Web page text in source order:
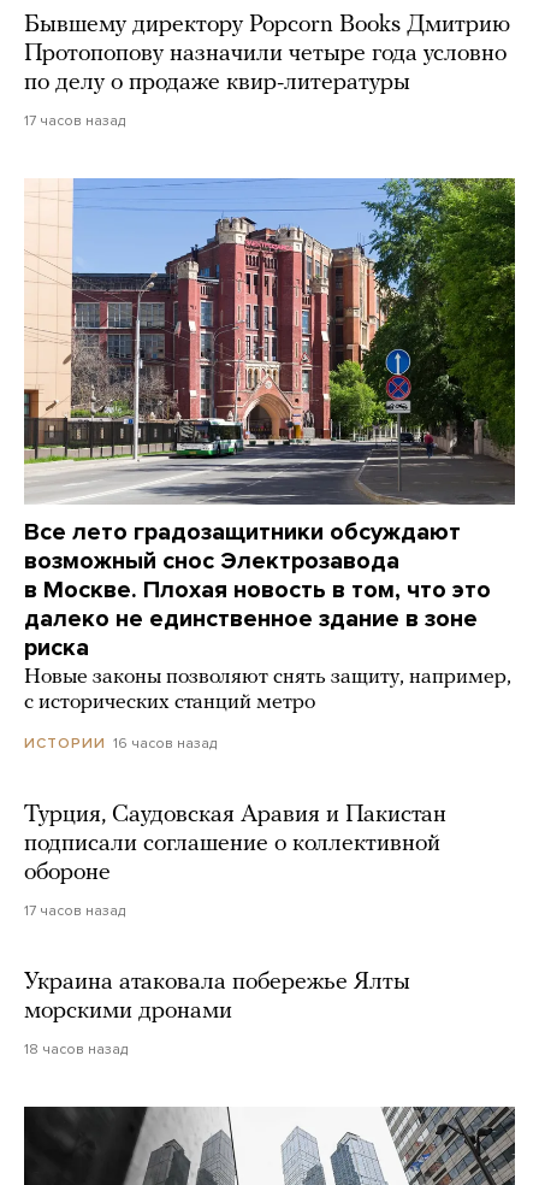
Бывшему директору Popcorn Books Дмитрию
Протопопову назначили четыре года условно
по делу о продаже квир-литературы
17 часов назад
Все лето градозащитники обсуждают
возможный снос Электрозавода
в Москве. Плохая новость в том, что это
далеко не единственное здание в зоне
риска
Новые законы позволяют снять защиту, например,
с исторических станций метро
ИСТОРИИ 16 часов назад
Турция, Саудовская Аравия и Пакистан
подписали соглашение о коллективной
обороне
17 часов назад
Украина атаковала побережье Ялты
морскими дронами
18 часов назад